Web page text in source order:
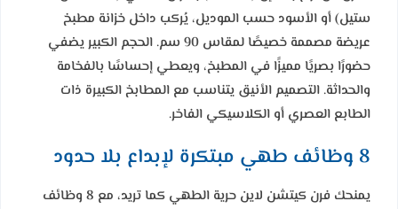
ستيل) أو الأسود حسب الموديل، يُركب داخل خزانة مطبخ
عريضة مصممة خصيصًا لمقاس 90 سم. الحجم الكبير يضفي
حضورًا بصريًا مميزًا في المطبخ، ويعطي إحساسًا بالفخامة
والحداثة. التصميم الأنيق يتناسب مع المطابخ الكبيرة ذات
الطابع العصري أو الكلاسيكي الفاخر.
8 وظائف طهي مبتكرة لإبداع بلا حدود
يمنحك فرن كيتشن لاين حرية الطهي كما تريد، مع 8 وظائف